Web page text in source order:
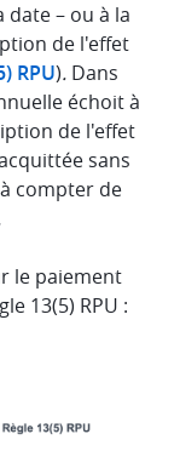
– ou à la
de l'effet
RPU). Dans
échoit à
de l'effet
sans
compter de
le paiement
13(5) RPU :